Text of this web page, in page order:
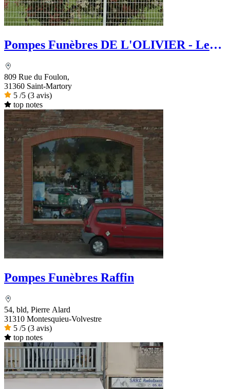
Pompes Funèbres DE L'OLIVIER - Le
809 Rue du Foulon,
31360 Saint-Martory
5 /5 (3 avis)
top notes
Pompes Funèbres Raffin
54, bld, Pierre Alard
31310 Montesquieu-Volvestre
5 /5 (3 avis)
top notes